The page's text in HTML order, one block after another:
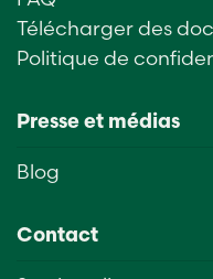
Télécharger des
Politique de
Presse et médias
Blog
Contact